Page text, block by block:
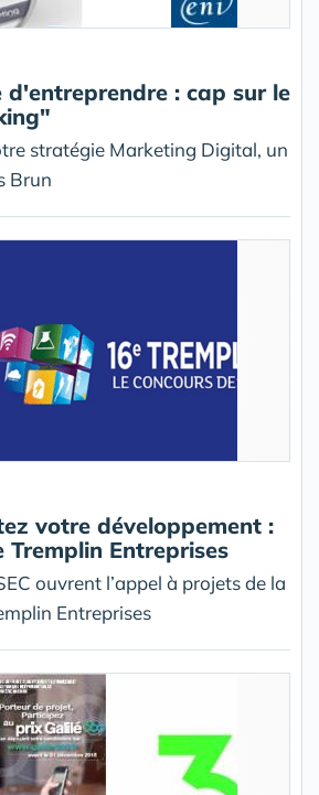
d'entreprendre : cap sur le
stratégie Marketing Digital, un
Brun
votre développement :
Tremplin Entreprises
ouvrent l’appel à projets de la
Entreprises